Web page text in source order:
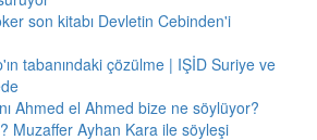
son kitabı Devletin Cebinden'i
tabanındaki çözülme | IŞİD Suriye ve
Ahmed el Ahmed bize ne söylüyor?
Muzaffer Ayhan Kara ile söyleşi